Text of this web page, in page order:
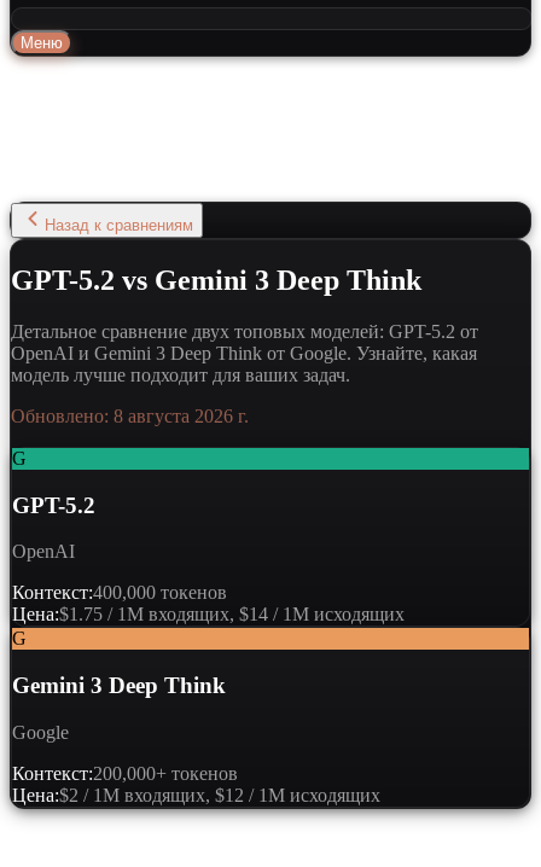
Меню
Назад к сравнениям
GPT-5.2 vs Gemini 3 Deep Think
Детальное сравнение двух топовых моделей: GPT-5.2 от
OpenAI и Gemini 3 Deep Think от Google. Узнайте, какая
модель лучше подходит для ваших задач.
Обновлено: 8 августа 2026 г.
G
GPT-5.2
OpenAI
Контекст:400,000 токенов
Цена:$1.75 / 1M входящих, $14 / 1M исходящих
G
Gemini 3 Deep Think
Google
Контекст:200,000+ токенов
Цена:$2 / 1M входящих, $12 / 1M исходящих